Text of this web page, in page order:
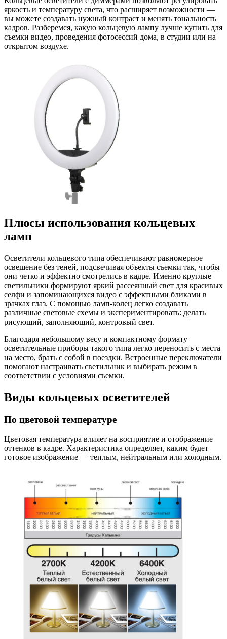
яркость и температуру света, что расширяет возможности —
вы можете создавать нужный контраст и менять тональность
кадров. Разберемся, какую кольцевую лампу лучше купить для
съемки видео, проведения фотосессий дома, в студии или на
открытом воздухе.
Плюсы использования кольцевых
ламп
Осветители кольцевого типа обеспечивают равномерное
освещение без теней, подсвечивая объекты съемки так, чтобы
они четко и эффектно смотрелись в кадре. Именно круглые
светильники формируют яркий рассеянный свет для красивых
селфи и запоминающихся видео с эффектными бликами в
зрачках глаз. С помощью ламп-колец легко создавать
различные световые схемы и экспериментировать: делать
рисующий, заполняющий, контровый свет.
Благодаря небольшому весу и компактному формату
осветительные приборы такого типа легко переносить с места
на место, брать с собой в поездки. Встроенные переключатели
помогают настраивать светильник и выбирать режим в
соответствии с условиями съемки.
Виды кольцевых осветителей
По цветовой температуре
Цветовая температура влияет на восприятие и отображение
оттенков в кадре. Характеристика определяет, каким будет
готовое изображение — теплым, нейтральным или холодным.